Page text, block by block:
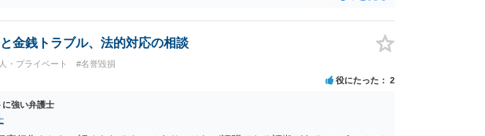
用を負担させることは可能でしょうか？ →訴訟外の交渉で相手方が認めれば負担さ
ょう。訴訟で判決となった場合は、実際の弁護士費用が認められる場合と認められ
金銭トラブル、法的対応の相談
・プライベート #名誉毀損
役にたった 2
に強い弁護士